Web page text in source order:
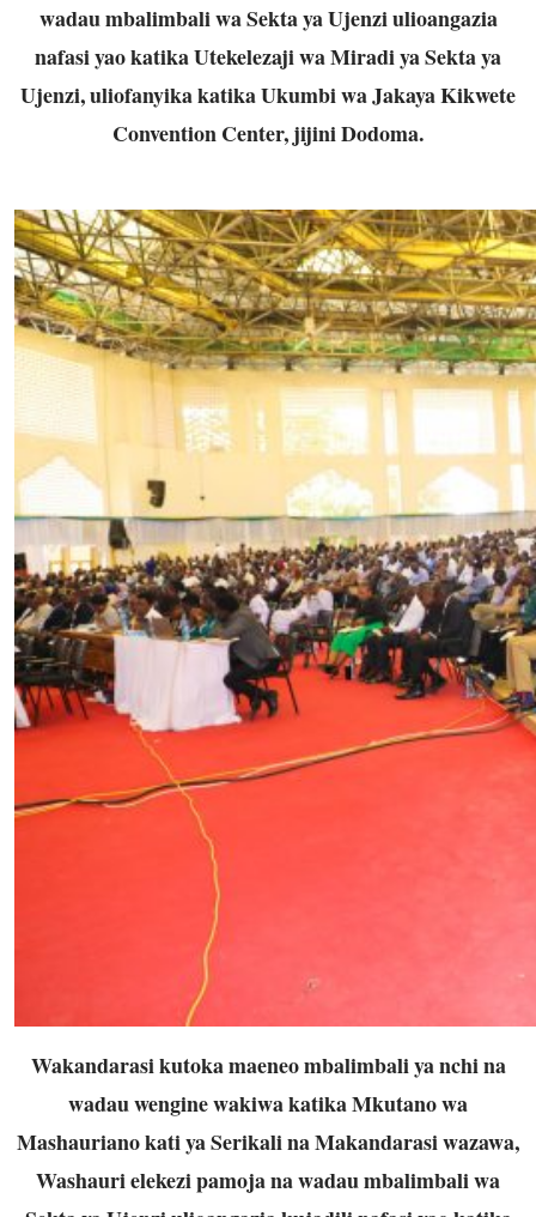
wadau mbalimbali wa Sekta ya Ujenzi ulioangazia
nafasi yao katika Utekelezaji wa Miradi ya Sekta ya
Ujenzi, uliofanyika katika Ukumbi wa Jakaya Kikwete
Convention Center, jijini Dodoma.
Wakandarasi kutoka maeneo mbalimbali ya nchi na
wadau wengine wakiwa katika Mkutano wa
Mashauriano kati ya Serikali na Makandarasi wazawa,
Washauri elekezi pamoja na wadau mbalimbali wa